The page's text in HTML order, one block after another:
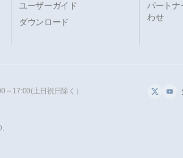
ユーザーガイド
ダウンロード
パートナ
わせ
～17:00(土日祝日除く）